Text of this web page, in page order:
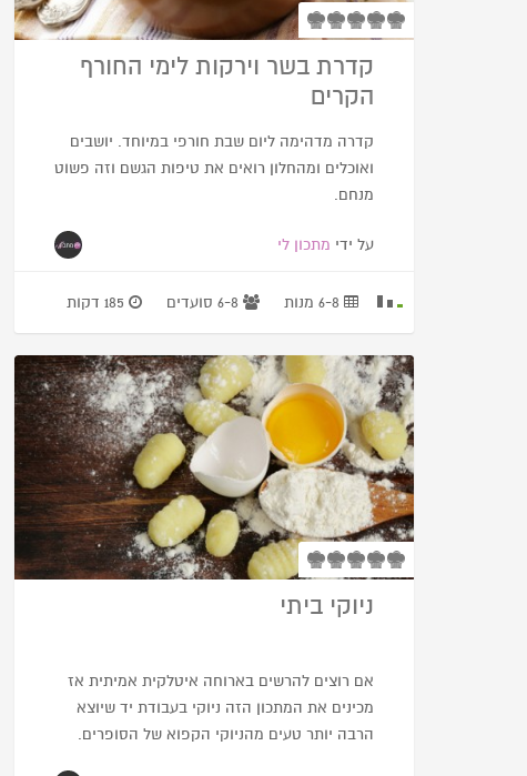
קדרת בשר וירקות לימי החורף
הקרים
קדרה מדהימה ליום שבת חורפי במיוחד. יושבים
ואוכלים ומהחלון רואים את טיפות הגשם וזה פשוט
מנחם.
על ידי מתכון לי
ניוקי ביתי
אם רוצים להרשים בארוחה איטלקית אמיתית אז
מכינים את המתכון הזה ניוקי בעבודת יד שיוצא
הרבה יותר טעים מהניוקי הקפוא של הסופרים.